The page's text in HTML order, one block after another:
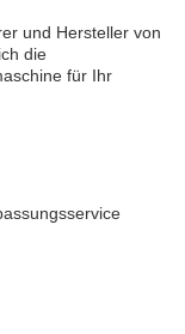
und Hersteller von
die
für Ihr